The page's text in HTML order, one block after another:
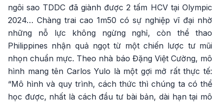
ngôi sao TDDC đã giành được 2 tấm HCV tại Olympic
2024… Chàng trai cao 1m50 có sự nghiệp vĩ đại nhờ
những nỗ lực không ngừng nghỉ, còn thể thao
Philippines nhận quả ngọt từ một chiến lược tư mũi
nhọn chuẩn mực. Theo nhà báo Đặng Việt Cường, mô
hình mang tên Carlos Yulo là một gợi mở rất thực tế:
“Mô hình và quy trình, cách thức thì chúng ta có thể
học được, nhất là cách đầu tư bài bản, dài hạn tại mô